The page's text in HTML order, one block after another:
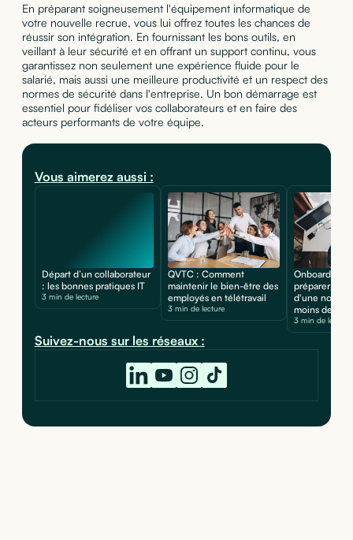
En préparant soigneusement l'équipement informatique de
votre nouvelle recrue, vous lui offrez toutes les chances de
réussir son intégration. En fournissant les bons outils, en
veillant à leur sécurité et en offrant un support continu, vous
garantissez non seulement une expérience fluide pour le
salarié, mais aussi une meilleure productivité et un respect des
normes de sécurité dans l'entreprise. Un bon démarrage est
essentiel pour fidéliser vos collaborateurs et en faire des
acteurs performants de votre équipe.
Vous aimerez aussi :
Départ d’un collaborateur
: les bonnes pratiques IT
3 min de lecture
QVTC : Comment
maintenir le bien-être des
employés en télétravail
3 min de lecture
Onboarding :
préparer
d'une
moins de 30
3 min de lecture
Suivez-nous sur les réseaux :